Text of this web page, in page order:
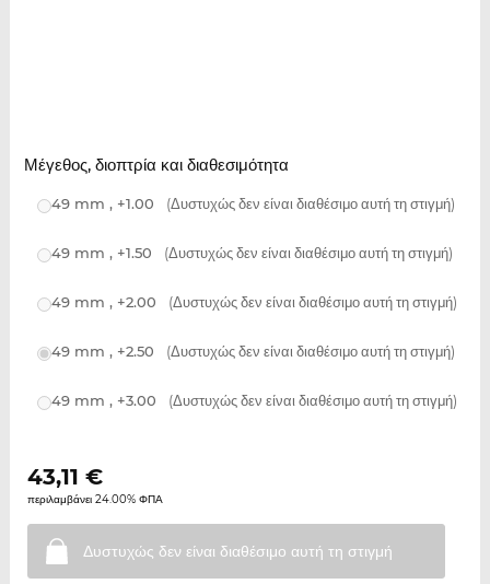
Μέγεθος, διοπτρία και διαθεσιμότητα
49 mm , +1.00 (Δυστυχώς δεν είναι διαθέσιμο αυτή τη στιγμή)
49 mm , +1.50 (Δυστυχώς δεν είναι διαθέσιμο αυτή τη στιγμή)
49 mm , +2.00 (Δυστυχώς δεν είναι διαθέσιμο αυτή τη στιγμή)
49 mm , +2.50 (Δυστυχώς δεν είναι διαθέσιμο αυτή τη στιγμή)
49 mm , +3.00 (Δυστυχώς δεν είναι διαθέσιμο αυτή τη στιγμή)
43,11 €
περιλαμβάνει 24.00% ΦΠΑ
Δυστυχώς δεν είναι διαθέσιμο αυτή τη στιγμή